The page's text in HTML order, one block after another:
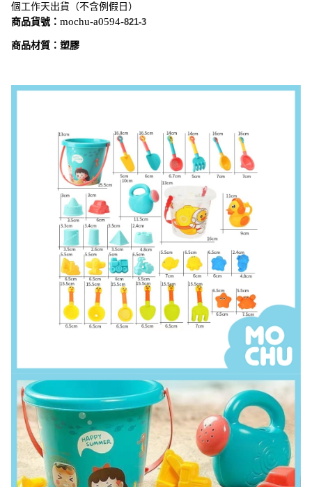
個工作天出貨（不含例假日）
商品貨號： mochu-a0594-821-3
商品材質：塑膠